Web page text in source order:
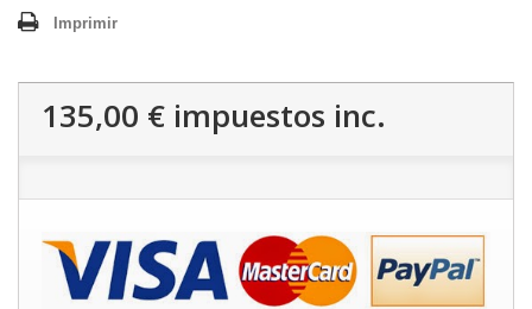
Imprimir
135,00 € impuestos inc.